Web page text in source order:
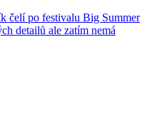
čelí po festivalu Big Summer
detailů ale zatím nemá